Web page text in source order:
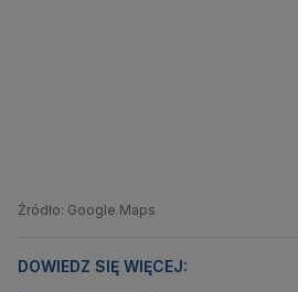
Źródło: Google Maps
DOWIEDZ SIĘ WIĘCEJ: